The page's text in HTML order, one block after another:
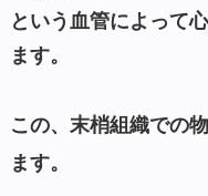
という血管によって
ます。
この、末梢組織での
ます。